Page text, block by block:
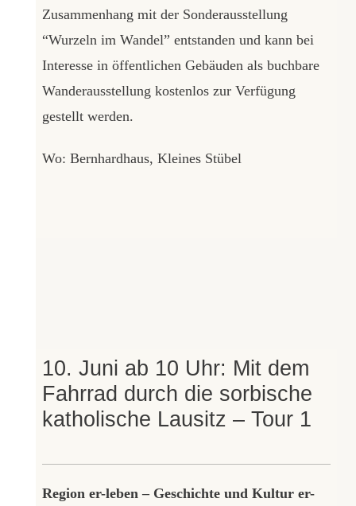
Zusammenhang mit der Sonderausstellung
“Wurzeln im Wandel” entstanden und kann bei
Interesse in öffentlichen Gebäuden als buchbare
Wanderausstellung kostenlos zur Verfügung
gestellt werden.
Wo: Bernhardhaus, Kleines Stübel
10. Juni ab 10 Uhr: Mit dem
Fahrrad durch die sorbische
katholische Lausitz – Tour 1
Region er-leben – Geschichte und Kultur er-